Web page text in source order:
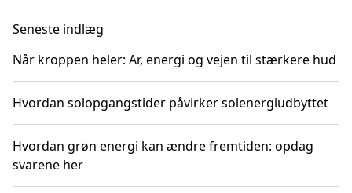
Seneste indlæg
Når kroppen heler: Ar, energi og vejen til stærkere hud
Hvordan solopgangstider påvirker solenergiudbyttet
Hvordan grøn energi kan ændre fremtiden: opdag
svarene her